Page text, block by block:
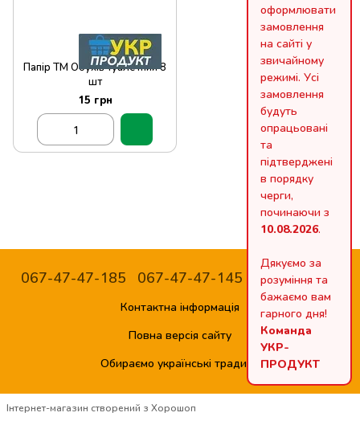
оформлювати
замовлення
на сайті у
звичайному
режимі. Усі
замовлення
будуть
опрацьовані
та
підтверджені
в порядку
черги,
починаючи з
10.08.2026.
Дякуємо за
розуміння та
бажаємо вам
гарного дня!
Команда
УКР-
ПРОДУКТ
Папір ТМ Обухів туалетний 8
шт
15 грн
067-47-47-185 067-47-47-145 - тільки ОПТ
Контактна інформація
Повна версія сайту
Обираємо українські традиції
Інтернет-магазин створений з Хорошоп